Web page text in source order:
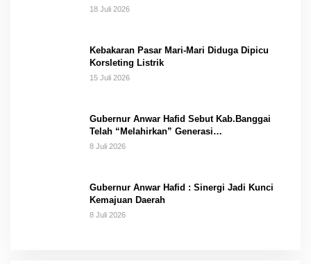
18 Juli 2026
Kebakaran Pasar Mari-Mari Diduga Dipicu
Korsleting Listrik
15 Juli 2026
Gubernur Anwar Hafid Sebut Kab.Banggai
Telah “Melahirkan” Generasi…
8 Juli 2026
Gubernur Anwar Hafid : Sinergi Jadi Kunci
Kemajuan Daerah
8 Juli 2026